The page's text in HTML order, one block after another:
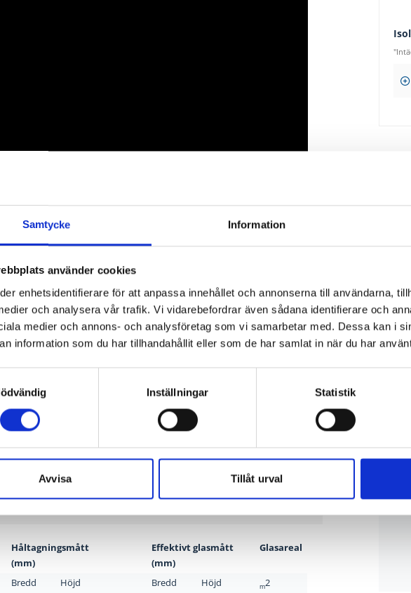
Samtycke Information
använder cookies
enhetsidentifierare för att anpassa innehållet och annonserna till användarna,
och analysera vår trafik. Vi vidarebefordrar även sådana identifierare och
medier och annons- och analysföretag som vi samarbetar med. Dessa kan i
information som du har tillhandahållit eller som de har samlat in när du har
Inställningar Statistik
Avvisa Tillåt urval
7
18
av hög kvalitet skyddar kärnan av trä och är lätt att torka
Håltagningsmått
(mm)
Effektivt glasmått
(mm)
Glasareal
Bredd Höjd Bredd Höjd m2